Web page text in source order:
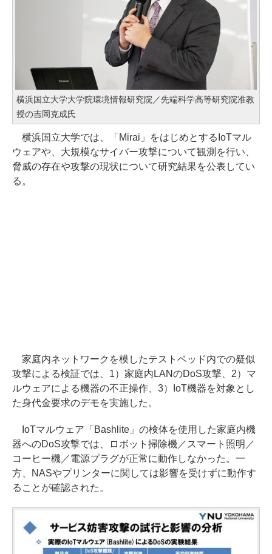
横浜国立大学大学院環境情報研究院／先端科学高等研究院准教
授の吉岡克成氏
横浜国立大学では、「Mirai」をはじめとするIoTマル
ウェアや、大規模なサイバー攻撃について観測を行い、
脅威の存在や攻撃の現状について研究結果を公表してい
る。
家庭内ネットワークを模したテストベッド内での疑似
攻撃による検証では、1）家庭内LANのDoS攻撃、2）マ
ルウェアによる機器の不正操作、3）IoT機器を対象とし
た身代金要求のデモを実施した。
IoTマルウェア「Bashlite」の検体を使用した家庭内機
器へのDoS攻撃では、ロボット掃除機／スマート照明／
コーヒー機／電源プラグが正常に動作しなかった。一
方、NASやプリンターに関しては影響を受けずに動作す
ることが確認された。